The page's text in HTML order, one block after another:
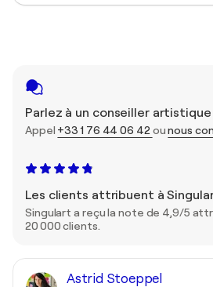
Parlez à un conseiller artistique
Appel +33 1 76 44 06 42 ounous
Les clients attribuent à
Singulart a reçu la note de 4,9/5
20 000 clients.
Astrid Stoeppel